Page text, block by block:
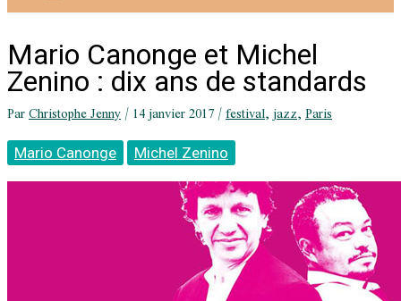
Mario Canonge et Michel
Zenino : dix ans de standards
ParChristophe Jenny/14 janvier 2017/festival,jazz,Paris
Mario Canonge Michel Zenino